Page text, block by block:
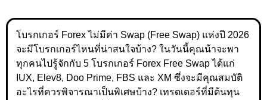
โบรกเกอร์ Forex ไม่มีค่า Swap (Free Swap) แห่งปี 2026
จะมีโบรกเกอร์ไหนที่น่าสนใจบ้าง? ในวันนี้คุณน้าจะพา
ทุกคนไปรู้จักกับ 5 โบรกเกอร์ Forex Free Swap ได้แก่
IUX, Elev8, Doo Prime, FBS และ XM ซึ่งจะมีคุณสมบัติ
อะไรที่ควรพิจารณาเป็นพิเศษบ้าง? เทรดเดอร์ที่มีต้นทุน